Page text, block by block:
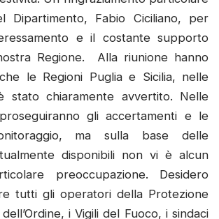
Dipartimento, Fabio Ciciliano, per
e il costante supporto
Regione. Alla riunione hanno
le Regioni Puglia e Sicilia, nelle
stato chiaramente avvertito. Nelle
gli accertamenti e le
ma sulla base delle
disponibili non vi è alcun
preoccupazione. Desidero
tutti gli operatori della Protezione
i Vigili del Fuoco, i sindaci